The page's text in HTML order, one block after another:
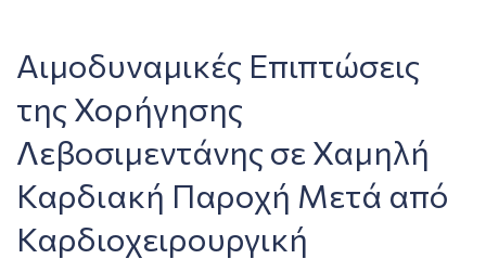
Αιμοδυναμικές Επιπτώσεις
της Χορήγησης
Λεβοσιμεντάνης σε Χαμηλή
Καρδιακή Παροχή Μετά από
Καρδιοχειρουργική